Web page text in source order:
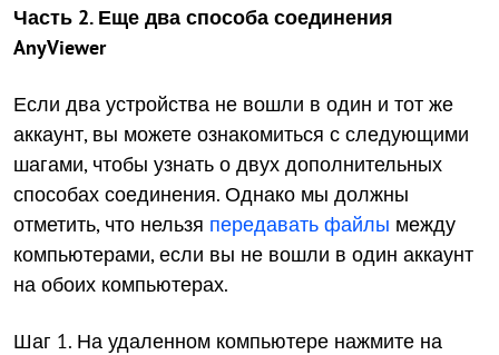
Часть 2. Еще два способа соединения
AnyViewer
Если два устройства не вошли в один и тот же
аккаунт, вы можете ознакомиться с следующими
шагами, чтобы узнать о двух дополнительных
способах соединения. Однако мы должны
отметить, что нельзя передавать файлы между
компьютерами, если вы не вошли в один аккаунт
на обоих компьютерах.
Шаг 1. На удаленном компьютере нажмите на